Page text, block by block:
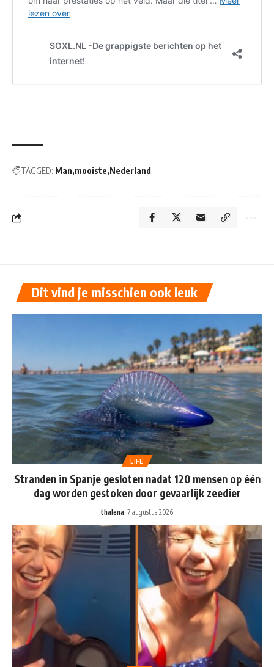
TAGGED: Man mooiste Nederland
Dit vind je misschien ook leuk
LIFE
Stranden in Spanje gesloten nadat 120 mensen op één
dag worden gestoken door gevaarlijk zeedier
thalena 7 augustus 2026